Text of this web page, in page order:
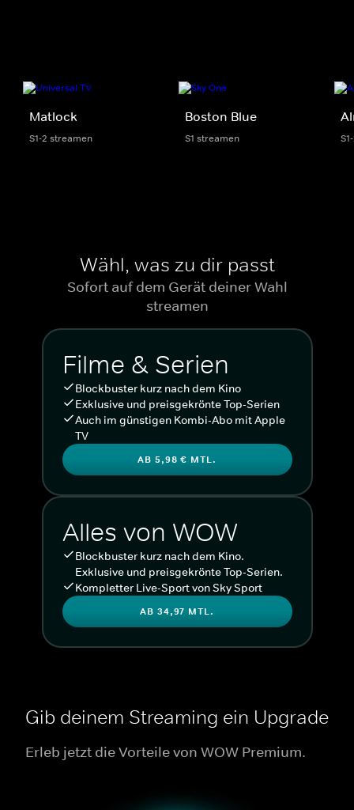
Matlock
S1-2 streamen
Boston Blue
S1 streamen
Wähl, was zu dir passt
Sofort auf dem Gerät deiner Wahl
streamen
Filme & Serien
Blockbuster kurz nach dem Kino
Exklusive und preisgekrönte Top-Serien
Auch im günstigen Kombi-Abo mit Apple
TV
AB 5,98 € MTL.
Alles von WOW
Blockbuster kurz nach dem Kino.
Exklusive und preisgekrönte Top-Serien.
Kompletter Live-Sport von Sky Sport
AB 34,97 MTL.
Gib deinem Streaming ein Upgrade
Erleb jetzt die Vorteile von WOW Premium.